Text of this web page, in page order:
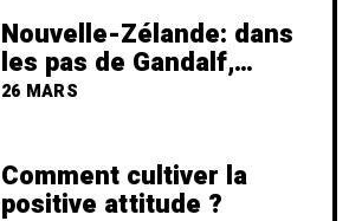
Nouvelle-Zélande: dans
les pas de Gandalf,
Frodon et Bilbon
26 MARS
Comment cultiver la
positive attitude ?